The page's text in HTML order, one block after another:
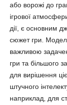
або ворожі до
ігрової
дії, є основним
сюжет гри.
важливою
гри та більшого
для вирішення
штучного
наприклад, для